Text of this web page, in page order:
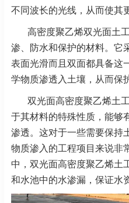
不同波长的光线，从而使其
高密度聚乙烯双光面土
渗、防水和保护的材料。它
表面光滑而且双面都具备这
学物质渗透入土壤，从而保
双光面高密度聚乙烯土
于其材料的特殊性质，能够
渗透。这对于一些需要保持
物质渗入的工程项目来说非
中，双光面高密度聚乙烯土
和水池中的水渗漏，保证水